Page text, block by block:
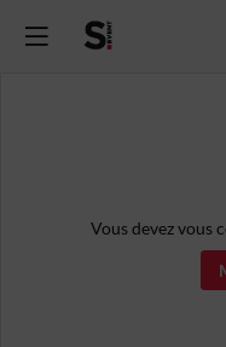
Vous devez vous